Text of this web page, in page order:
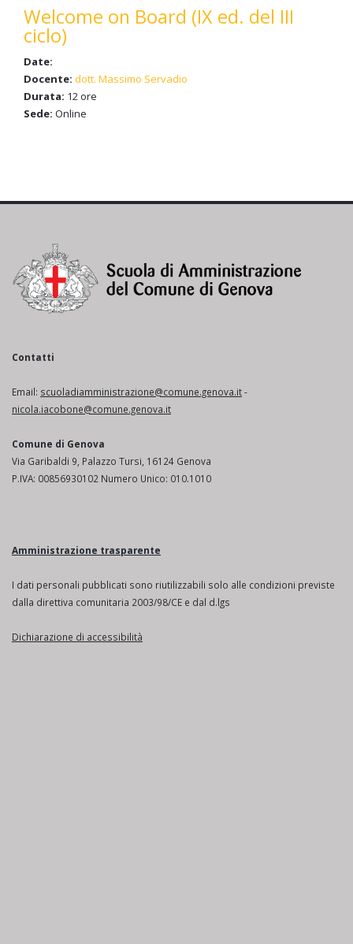
Welcome on Board (IX ed. del III
ciclo)
Date:
Docente: dott. Massimo Servadio
Durata: 12 ore
Sede: Online
Contatti
Email: scuoladiamministrazione@comune.genova.it-
nicola.iacobone@comune.genova.it
Comune di Genova
Via Garibaldi 9, Palazzo Tursi, 16124 Genova
P.IVA: 00856930102 Numero Unico: 010.1010
Amministrazione trasparente
I dati personali pubblicati sono riutilizzabili solo alle condizioni previste
dalla direttiva comunitaria 2003/98/CE e dal d.lgs
Dichiarazione di accessibilità